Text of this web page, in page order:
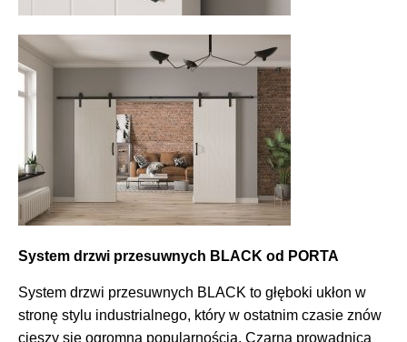
System drzwi przesuwnych BLACK od PORTA
System drzwi przesuwnych BLACK to głęboki ukłon w
stronę stylu industrialnego, który w ostatnim czasie znów
cieszy się ogromną popularnością. Czarna prowadnica